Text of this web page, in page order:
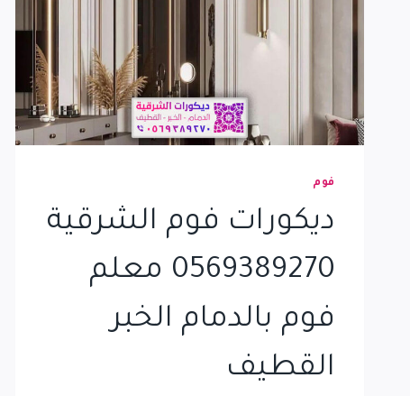
فوم
ديكورات فوم الشرقية
0569389270 معلم
فوم بالدمام الخبر
القطيف